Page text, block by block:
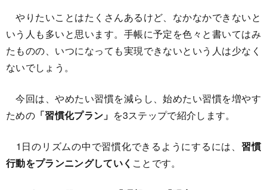
やりたいことはたくさんあるけど、なかなかできないと
いう人も多いと思います。手帳に予定を色々と書いてはみ
たものの、いつになっても実現できないという人は少なく
ないでしょう。
今回は、やめたい習慣を減らし、始めたい習慣を増やす
ための「習慣化プラン」 を3ステップで紹介します。
1日のリズムの中で習慣化できるようにするには、 習慣
行動をプランニングしていく ことです。